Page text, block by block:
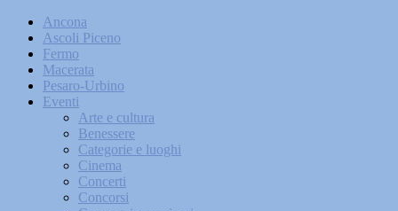
Ancona
Ascoli Piceno
Fermo
Macerata
Pesaro-Urbino
Eventi
Arte e cultura
Benessere
Categorie e luoghi
Cinema
Concerti
Concorsi